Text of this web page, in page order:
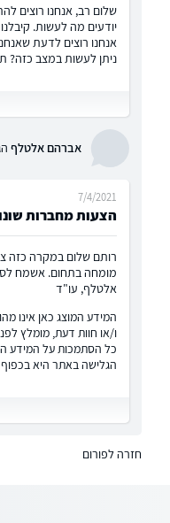
שלום רב, אנחנו רוצים
יודעים מה לעשות.
אנחנו רוצים לדעת
ניתן לעשות במצב כזה?
אברהם אלטלף
הצעות מחברות
7/4/2021
רותם שלום במקרה כזה
מומחה בתחום. אשמח
אלטלף, עו"ד
המידע המוצג כאן אינו
ו/או חוות דעת, מומלץ
כל הסתמכות על המידע
הגלישה באתר היא בכפוף
חזרה לפורום